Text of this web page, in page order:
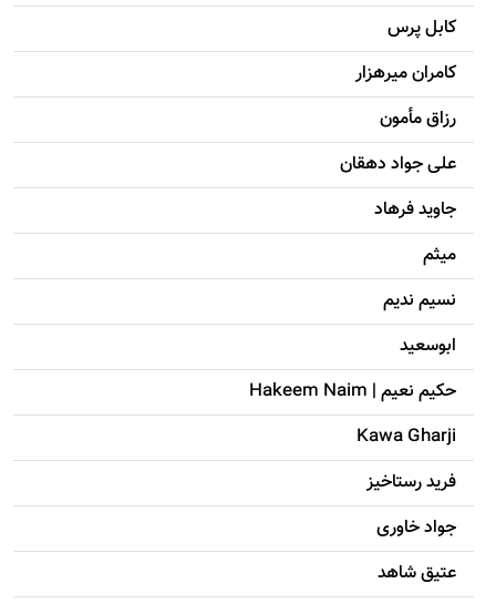
کابل پرس
کامران میرهزار
رزاق مأمون
علی جواد دهقان
جاويد فرهاد
میثم
نسیم ندیم
ابوسعيد
حکيم نعيم | Hakeem Naim
Kawa Gharji
فرید رستاخیز
جواد خاوری
عتیق شاهد